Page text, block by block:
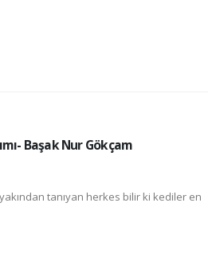
Başak Nur Gökçam
tanıyan herkes bilir ki kediler en